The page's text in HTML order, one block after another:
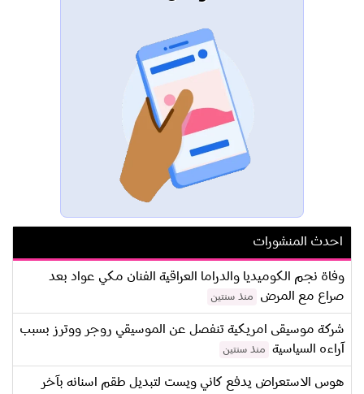
احدث المنشورات
وفاة نجم الكوميديا والدراما العراقية الفنان مكي عواد بعد
صراع مع المرض
منذ سنتين
شركة موسيقى امريكية تنفصل عن الموسيقي روجر ووترز بسبب
آراءه السياسية
منذ سنتين
هوس الاستعراض يدفع كاني ويست لتبديل طقم اسنانه بآخر